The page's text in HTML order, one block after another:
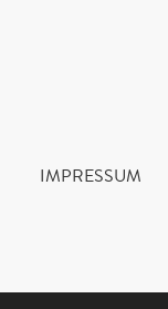
IMPRESSUM